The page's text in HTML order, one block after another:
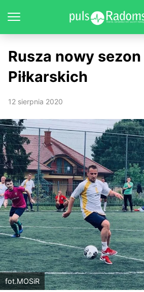
Rusza nowy sezon
Piłkarskich
12 sierpnia 2020
fot.MOSiR